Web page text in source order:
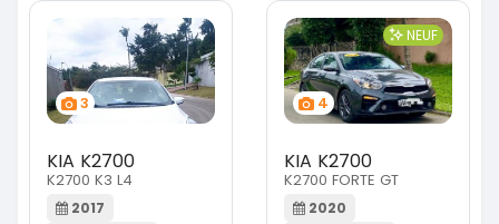
3
KIA K2700
K2700 K3 L4
2017
4
NEUF
KIA K2700
K2700 FORTE GT
2020